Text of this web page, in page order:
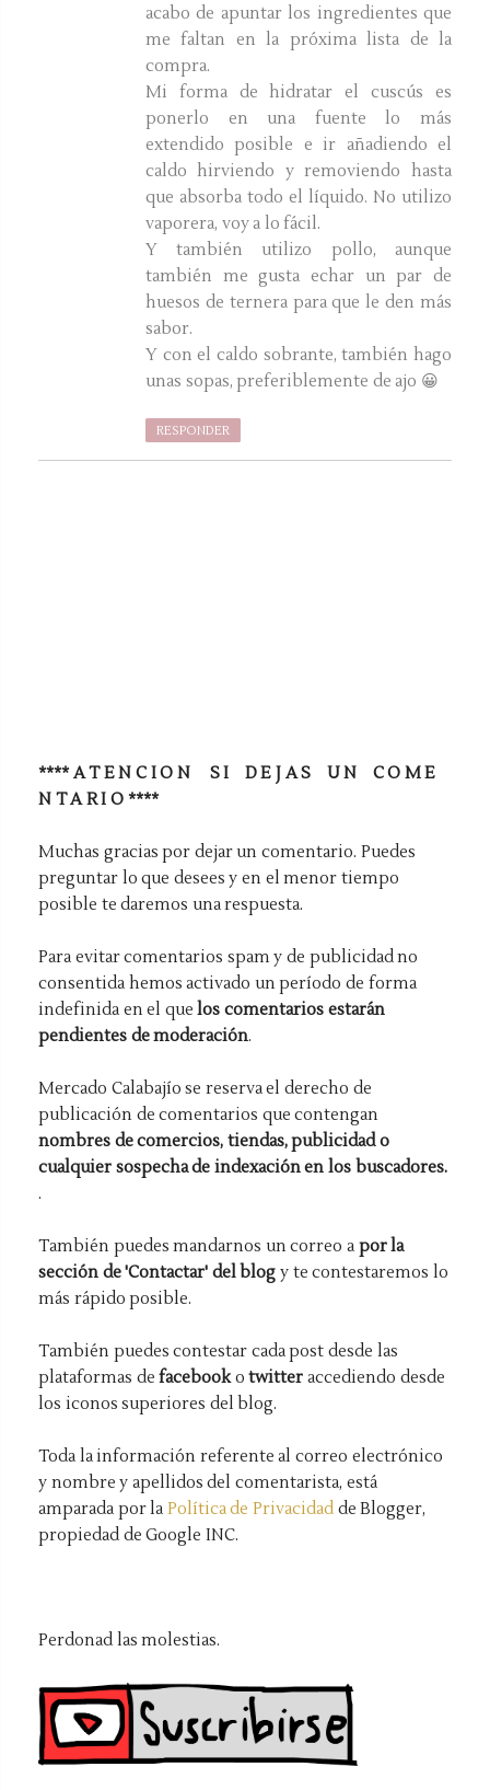
acabo de apuntar los ingredientes que
me faltan en la próxima lista de la
compra.
Mi forma de hidratar el cuscús es
ponerlo en una fuente lo más
extendido posible e ir añadiendo el
caldo hirviendo y removiendo hasta
que absorba todo el líquido. No utilizo
vaporera, voy a lo fácil.
Y también utilizo pollo, aunque
también me gusta echar un par de
huesos de ternera para que le den más
sabor.
Y con el caldo sobrante, también hago
unas sopas, preferiblemente de ajo 😀
RESPONDER
**** A T E N C I O N S I D E J A S U N C O M E
N T A R I O ****
Muchas gracias por dejar un comentario. Puedes
preguntar lo que desees y en el menor tiempo
posible te daremos una respuesta.
Para evitar comentarios spam y de publicidad no
consentida hemos activado un período de forma
indefinida en el quelos comentarios estarán
pendientes de moderación.
Mercado Calabajío se reserva el derecho de
publicación de comentarios que contengan
nombres de comercios, tiendas, publicidad o
cualquier sospecha de indexación en los buscadores.
.
También puedes mandarnos un correo a por la
sección de 'Contactar' del blog y te contestaremos lo
más rápido posible.
También puedes contestar cada post desde las
plataformas defacebookotwitter accediendo desde
los iconos superiores del blog.
Toda la información referente al correo electrónico
y nombre y apellidos del comentarista, está
amparada por la Política de Privacidad de Blogger,
propiedad de Google INC.
Perdonad las molestias.